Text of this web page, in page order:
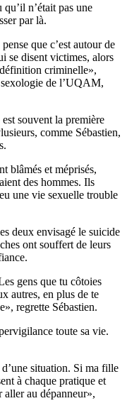
n’était pas une
par là.
que c’est autour de
se disent victimes, alors
criminelle»,
de l’UQAM,
souvent la première
comme Sébastien,
blâmés et méprisés,
des hommes. Ils
une vie sexuelle trouble
deux envisagé le suicide
ont souffert de leurs
gens que tu côtoies
autres, en plus de te
regrette Sébastien.
toute sa vie.
situation. Si ma fille
à chaque pratique et
aller au dépanneur»,